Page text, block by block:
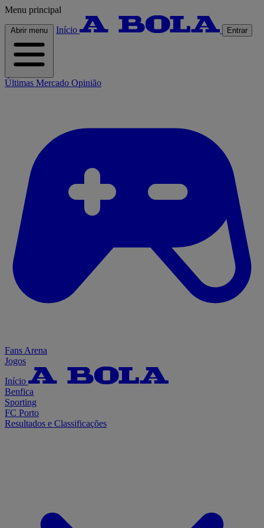
Menu principal
Abrir menu Início Entrar
Últimas Mercado Opinião
Fans Arena
Jogos
Início
Benfica
Sporting
FC Porto
Resultados e Classificações